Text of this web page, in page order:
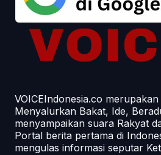
VOICEIndonesia.co
Menyalurkan Bakat, Ide,
menyampaikan suara Rakyat
Portal berita pertama di
mengulas informasi seputar